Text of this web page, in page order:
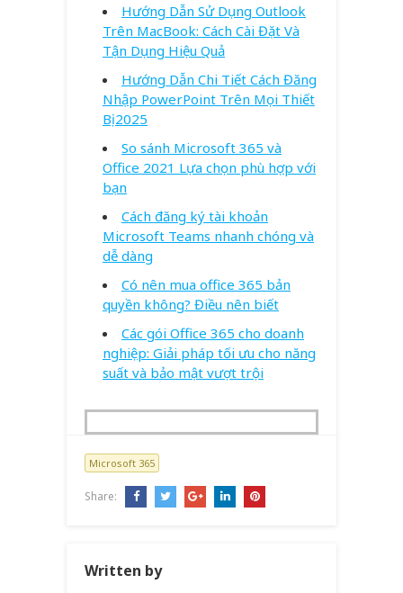
Hướng Dẫn Sử Dụng Outlook
Trên MacBook: Cách Cài Đặt Và
Tận Dụng Hiệu Quả
Hướng Dẫn Chi Tiết Cách Đăng
Nhập PowerPoint Trên Mọi Thiết
Bị 2025
So sánh Microsoft 365 và
Office 2021 Lựa chọn phù hợp với
bạn
Cách đăng ký tài khoản
Microsoft Teams nhanh chóng và
dễ dàng
Có nên mua office 365 bản
quyền không? Điều nên biết
Các gói Office 365 cho doanh
nghiệp: Giải pháp tối ưu cho năng
suất và bảo mật vượt trội
Microsoft 365
Share:
Written by